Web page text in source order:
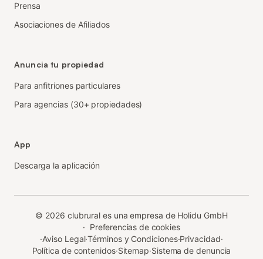
Prensa
Asociaciones de Afiliados
Anuncia tu propiedad
Para anfitriones particulares
Para agencias (30+ propiedades)
App
Descarga la aplicación
© 2026 clubrural es una empresa de Holidu GmbH
· Preferencias de cookies
·Aviso Legal·Términos y Condiciones·Privacidad·
Política de contenidos·Sitemap·Sistema de denuncia